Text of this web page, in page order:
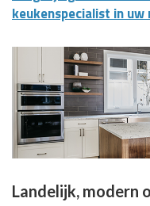
keukenspecialist in uw
Landelijk, modern